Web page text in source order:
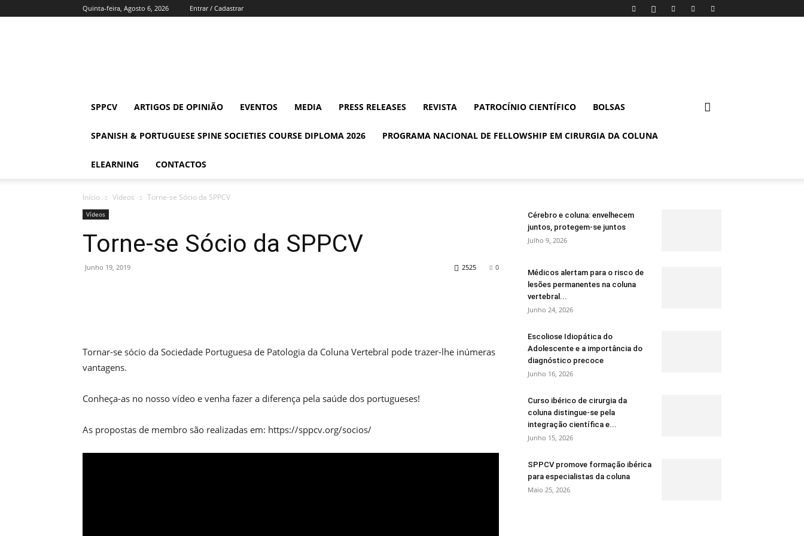
Quinta-feira, Agosto 6, 2026 Entrar / Cadastrar
SPPCV ARTIGOS DE OPINIÃO EVENTOS MEDIA PRESS RELEASES REVISTA PATROCÍNIO CIENTÍFICO BOLSAS
SPANISH & PORTUGUESE SPINE SOCIETIES COURSE DIPLOMA 2026 PROGRAMA NACIONAL DE FELLOWSHIP EM CIRURGIA DA COLUNA
ELEARNING CONTACTOS
Início Vídeos Torne-se Sócio da SPPCV
Vídeos
Torne-se Sócio da SPPCV
Junho 19, 2019 0
2525
Tornar-se sócio da Sociedade Portuguesa de Patologia da Coluna Vertebral pode trazer-lhe inúmeras
vantagens.
Conheça-as no nosso vídeo e venha fazer a diferença pela saúde dos portugueses!
As propostas de membro são realizadas em: https://sppcv.org/socios/
Cérebro e coluna: envelhecem
juntos, protegem-se juntos
Julho 9, 2026
Médicos alertam para o risco de
lesões permanentes na coluna
vertebral...
Junho 24, 2026
Escoliose Idiopática do
Adolescente e a importância do
diagnóstico precoce
Junho 16, 2026
Curso ibérico de cirurgia da
coluna distingue-se pela
integração científica e...
Junho 15, 2026
SPPCV promove formação ibérica
para especialistas da coluna
Maio 25, 2026